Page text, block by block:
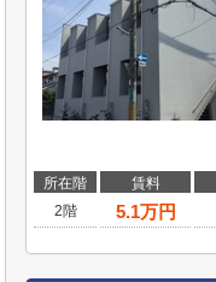
所在階 賃料
2階
5.1万円